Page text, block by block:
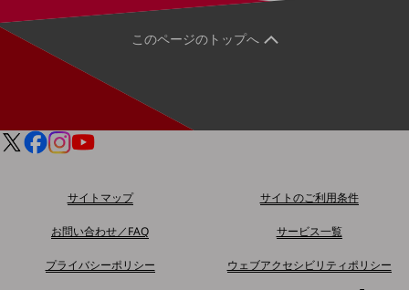
運用管理
業務支援・マーケティング
課題・ニーズで探すTOP
マーケティング
業務効率化
災害対策
このページのトップへ
サイトマップ サイトのご利用条件
お問い合わせ／FAQ サービス一覧
プライバシーポリシー ウェブアクセシビリティポリシー